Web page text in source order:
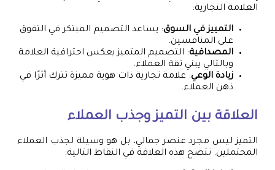
العلامة التجارية:
التمييز في السوق: يساعد التصميم المبتكر في التفوق
على المنافسين.
المصداقية: التصميم المتميز يعكس احترافية العلامة
وبالتالي يبني ثقة العملاء.
زيادة الوعي: علامة تجارية ذات هوية مميزة تترك أثرًا في
ذهن العملاء.
العلاقة بين التميز وجذب العملاء
التميز ليس مجرد عنصر جمالي، بل هو وسيلة لجذب العملاء
المحتملين. تتضح هذه العلاقة في النقاط التالية: